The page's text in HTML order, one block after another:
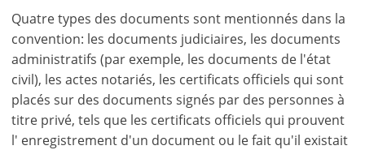
Quatre types des documents sont mentionnés dans la
convention: les documents judiciaires, les documents
administratifs (par exemple, les documents de l'état
civil), les actes notariés, les certificats officiels qui sont
placés sur des documents signés par des personnes à
titre privé, tels que les certificats officiels qui prouvent
l' enregistrement d'un document ou le fait qu'il existait